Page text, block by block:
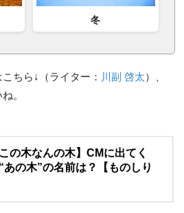
冬
ちら↓（ライター： 川副 啓太）、
。
この木なんの木】CMに出てく
あの木”の名前は？【ものしり